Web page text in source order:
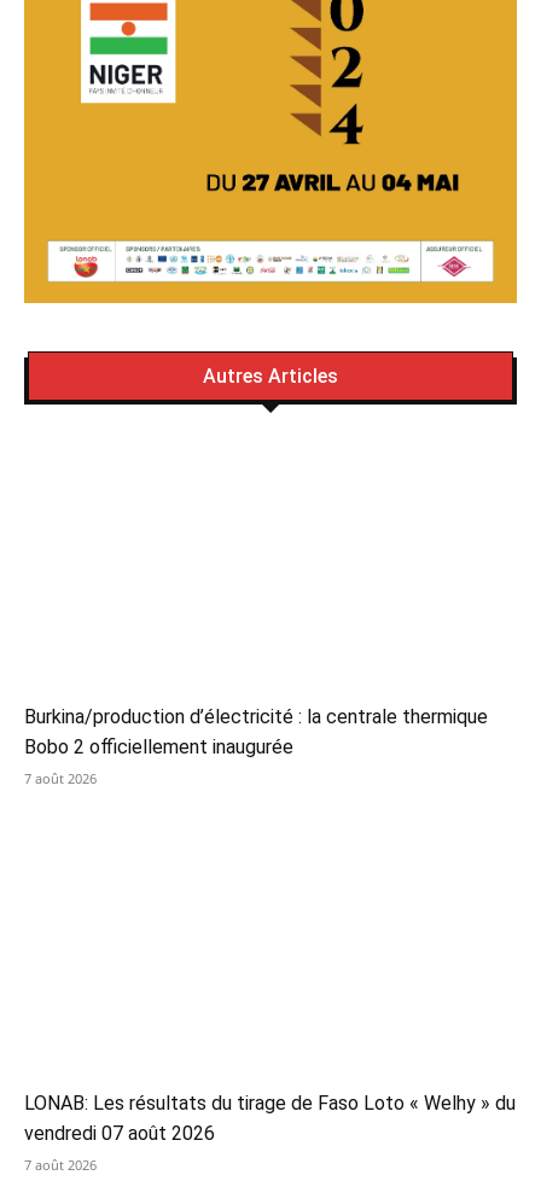
Autres Articles
Burkina/production d’électricité : la centrale thermique
Bobo 2 officiellement inaugurée
7 août 2026
LONAB: Les résultats du tirage de Faso Loto « Welhy » du
vendredi 07 août 2026
7 août 2026